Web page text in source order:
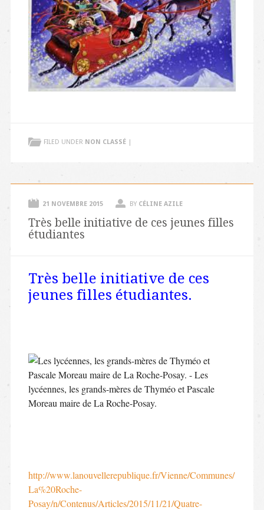
FILED UNDER NON CLASSÉ
21 NOVEMBRE 2015 BY CÉLINE AZILE
Très belle initiative de ces jeunes filles
étudiantes
Très belle initiative de ces
jeunes filles étudiantes.
http://www.lanouvellerepublique.fr/Vienne/Communes/
La%20Roche-
Posay/n/Contenus/Articles/2015/11/21/Quatre-